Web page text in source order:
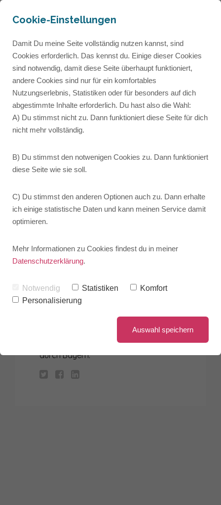
Autorenseite
Lorem ipsum dolor sit amet, consetetur
sadipscing elitr, sed diam nonumy eirmod tempor
sed diam voluptua.
und ihren Mops durch Sylt. Franz jagt
im komplett verwahrlostenTaxiquer
durch Bayern.
Cookie-Einstellungen
Damit Du meine Seite vollständig nutzen kannst, sind
Cookies erforderlich. Das kennst du. Einige dieser Cookies
sind notwendig, damit diese Seite überhaupt funktioniert,
andere Cookies sind nur für ein komfortables
Nutzungserlebnis, Statistiken oder für besonders auf dich
abgestimmte Inhalte erforderlich. Du hast also die Wahl:
A) Du stimmst nicht zu. Dann funktioniert diese Seite für dich
nicht mehr vollständig.
B) Du stimmst den notwenigen Cookies zu. Dann funktioniert
diese Seite wie sie soll.
C) Du stimmst den anderen Optionen auch zu. Dann erhalte
ich einige statistische Daten und kann meinen Service damit
optimieren.
Mehr Informationen zu Cookies findest du in meiner
Datenschutzerklärung.
Notwendig Statistiken
Komfort
Personalisierung
Auswahl speichern